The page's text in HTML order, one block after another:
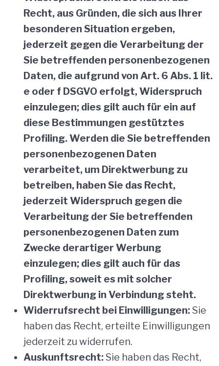
Recht, aus Gründen, die sich aus Ihrer
besonderen Situation ergeben,
jederzeit gegen die Verarbeitung der
Sie betreffenden personenbezogenen
Daten, die aufgrund von Art. 6 Abs. 1 lit.
e oder f DSGVO erfolgt, Widerspruch
einzulegen; dies gilt auch für ein auf
diese Bestimmungen gestütztes
Profiling. Werden die Sie betreffenden
personenbezogenen Daten
verarbeitet, um Direktwerbung zu
betreiben, haben Sie das Recht,
jederzeit Widerspruch gegen die
Verarbeitung der Sie betreffenden
personenbezogenen Daten zum
Zwecke derartiger Werbung
einzulegen; dies gilt auch für das
Profiling, soweit es mit solcher
Direktwerbung in Verbindung steht.
Widerrufsrecht bei Einwilligungen:Sie
haben das Recht, erteilte Einwilligungen
jederzeit zu widerrufen.
Auskunftsrecht:Sie haben das Recht,